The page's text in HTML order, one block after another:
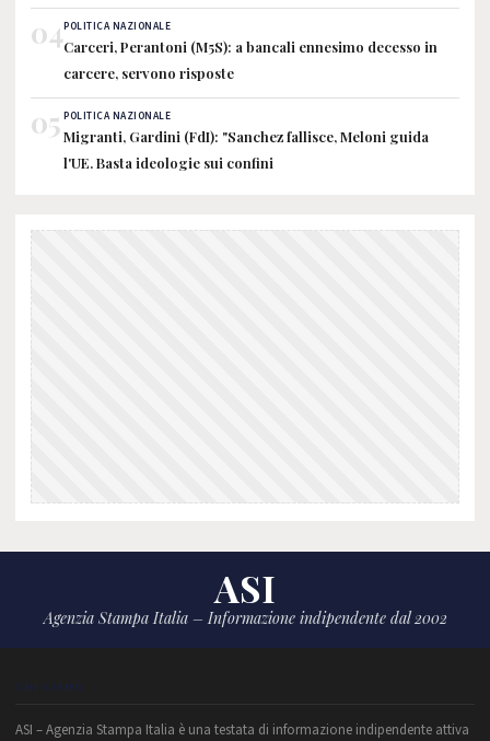
04POLITICA NAZIONALE
Carceri, Perantoni (M5S): a bancali ennesimo decesso in
carcere, servono risposte
05 POLITICA NAZIONALE
Migranti, Gardini (FdI): "Sanchez fallisce, Meloni guida
l'UE. Basta ideologie sui confini
ASI
Agenzia Stampa Italia – Informazione indipendente dal 2002
CHI SIAMO
ASI – Agenzia Stampa Italia è una testata di informazione indipendente attiva